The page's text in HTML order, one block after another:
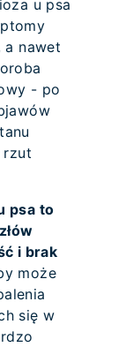
u psa
nawet
- po
rzut
psa to
i brak
może
się w